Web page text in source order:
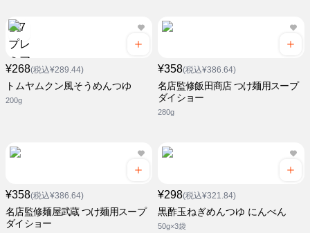
¥268(税込¥289.44)
トムヤムクン風そうめんつゆ
200g
¥358(税込¥386.64)
名店監修飯田商店 つけ麺用スープ
ダイショー
280g
¥358(税込¥386.64)
名店監修麺屋武蔵 つけ麺用スープ
ダイショー
¥298(税込¥321.84)
黒酢玉ねぎめんつゆ にんべん
50g×3袋